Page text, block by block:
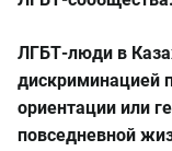
ЛГБТ-люди в
дискриминацией
ориентации или
повседневной